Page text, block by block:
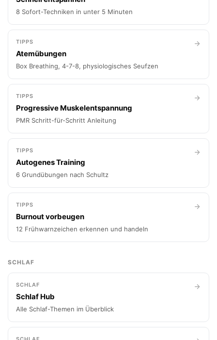
8 Sofort-Techniken in unter 5 Minuten
TIPPS
Atemübungen
Box Breathing, 4-7-8, physiologisches Seufzen
TIPPS
Progressive Muskelentspannung
PMR Schritt-für-Schritt Anleitung
TIPPS
Autogenes Training
6 Grundübungen nach Schultz
TIPPS
Burnout vorbeugen
12 Frühwarnzeichen erkennen und handeln
SCHLAF
SCHLAF
Schlaf Hub
Alle Schlaf-Themen im Überblick